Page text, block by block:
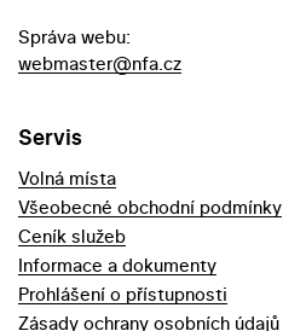
Správa webu:
webmaster@nfa.cz
Servis
Volná místa
Všeobecné obchodní podmínky
Ceník služeb
Informace a dokumenty
Prohlášení o přístupnosti
Zásady ochrany osobních údajů